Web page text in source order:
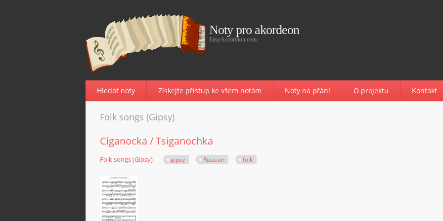
Noty pro akordeon
EasyAccordion.com
Hledat noty Získejte přístup ke všem notám Noty na přání O projektu Kontakt
Folk songs (Gipsy)
Ciganocka / Tsiganochka
Folk songs (Gipsy) gipsy Russian folk